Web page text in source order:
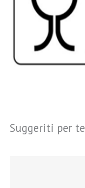
Suggeriti per te